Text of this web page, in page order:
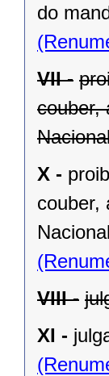
do
VII -
couber,
X -
couber,
VIII -
XI -